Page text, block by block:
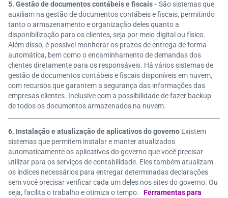
5. Gestão de documentos contábeis e fiscais - São sistemas que
auxiliam na gestão de documentos contábeis e fiscais, permitindo
tanto o armazenamento e organizaçãodelesquanto a
disponibilização para os clientes, seja por meio digital ou físico.
Além disso, é possível monitorar os prazos de entrega de forma
automática, bem como o encaminhamento de demandas dos
clientes diretamente para os responsáveis. Há vários sistemas de
gestão de documentos contábeis e fiscais disponíveis em nuvem,
com recursos que garantem a segurança das informações das
empresas clientes. Inclusive com a possibilidade de fazer backup
de todos os documentos armazenados na nuvem.
6. Instalação e atualização de aplicativos do governo Existem
sistemas que permitem instalar e manter atualizados
automaticamente os aplicativos do governoque você precisar
utilizar para os serviços de contabilidade. Eles também atualizam
os índices necessários para entregar determinadas declarações
sem você precisar verificar cada um deles nos sites do governo. Ou
seja, facilita o trabalho e otimiza o tempo.
Ferramentas para